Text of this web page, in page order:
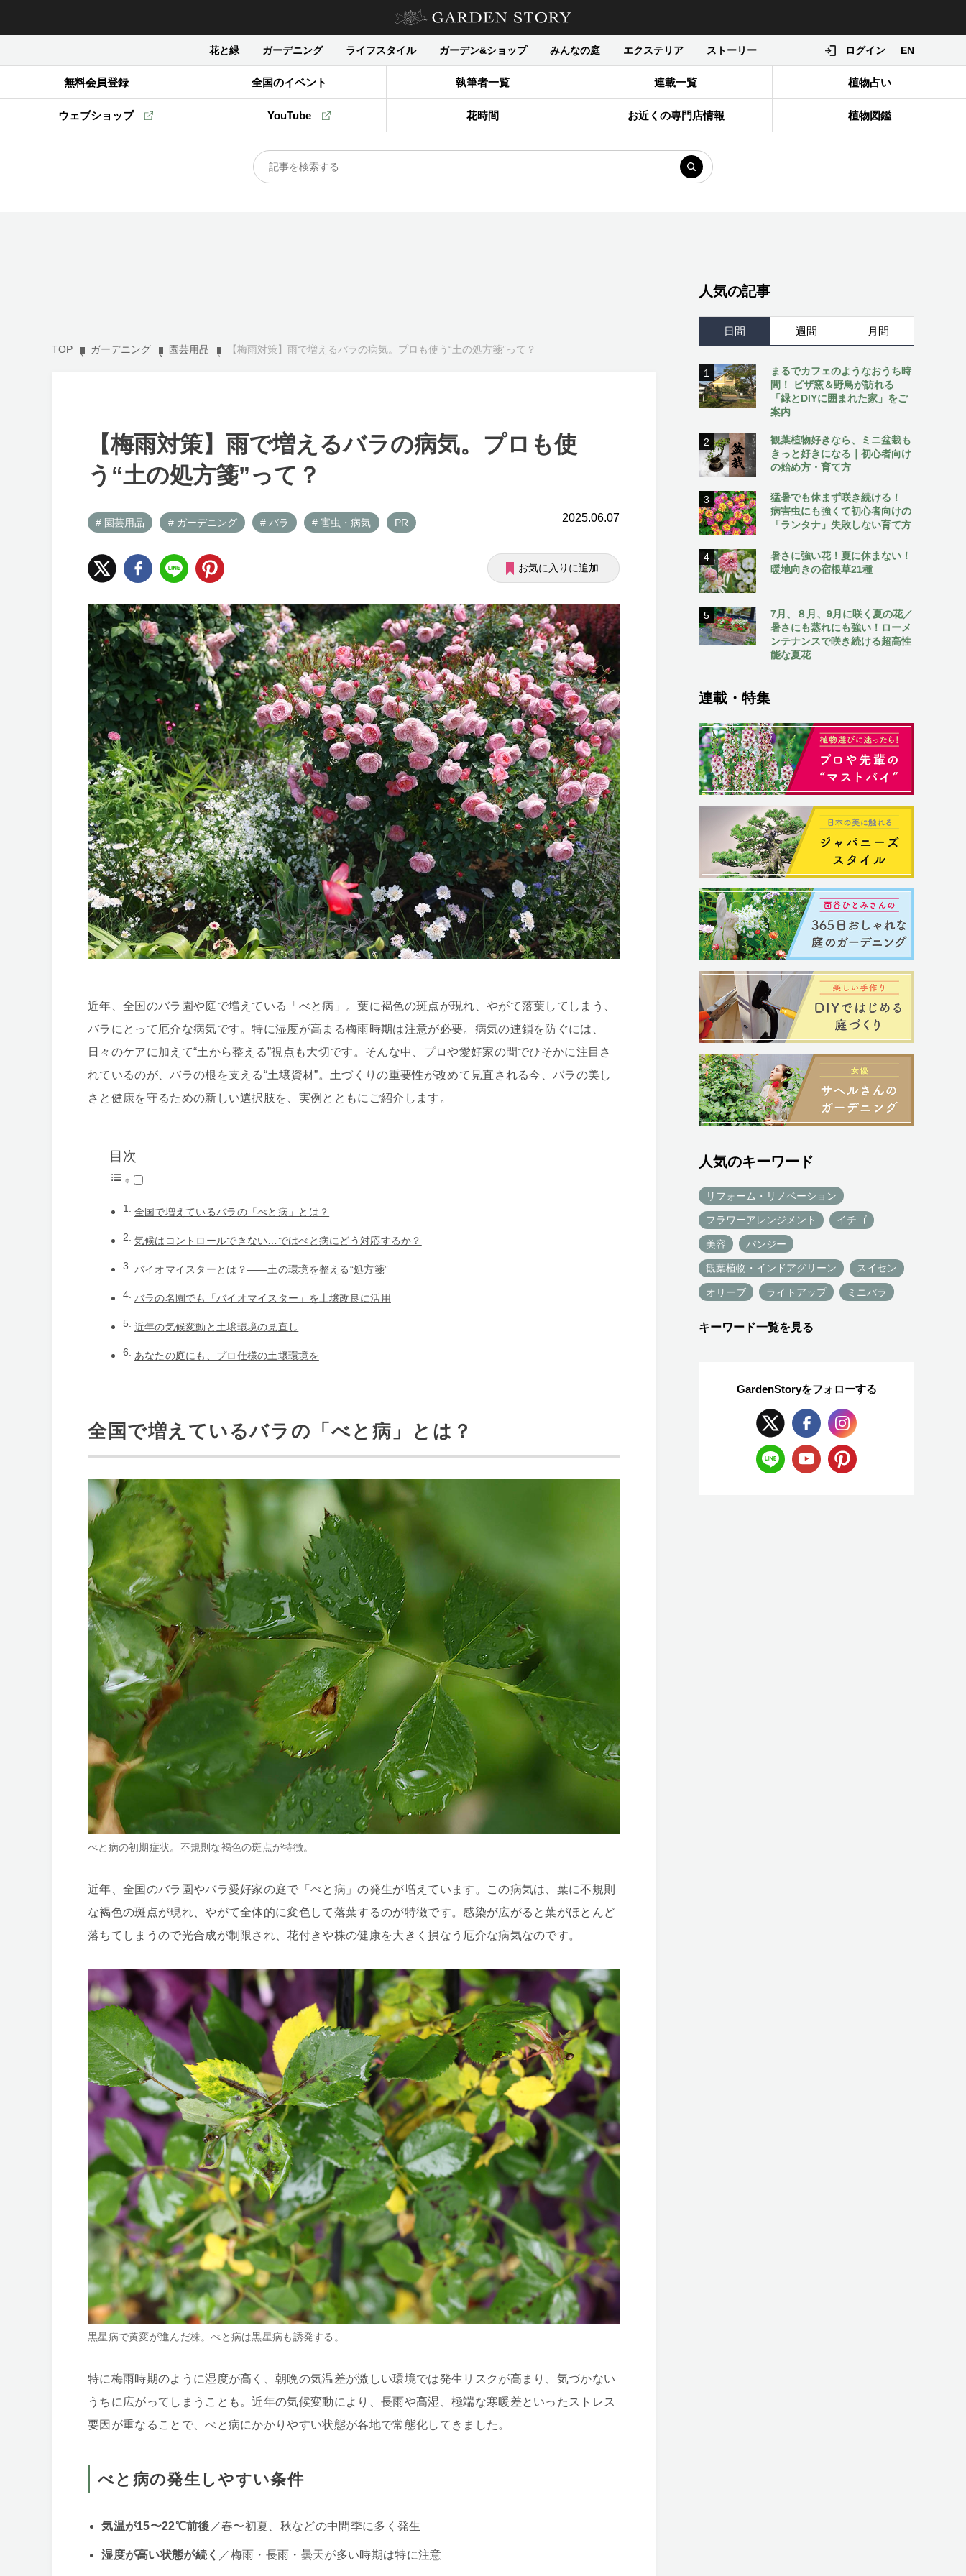
花と緑 ガーデニング ライフスタイル ガーデン&ショップ みんなの庭 エクステリア ストーリー ログイン EN
無料会員登録 全国のイベント 執筆者一覧 連載一覧 植物占い
ウェブショップ YouTube 花時間 お近くの専門店情報 植物図鑑
TOP ガーデニング 園芸用品 【梅雨対策】雨で増えるバラの病気。プロも使う“土の処方箋”って？
【梅雨対策】雨で増えるバラの病気。プロも使
う“土の処方箋”って？
# 園芸用品 # ガーデニング # バラ # 害虫・病気 PR 2025.06.07
お気に入りに追加
近年、全国のバラ園や庭で増えている「べと病」。葉に褐色の斑点が現れ、やがて落葉してしまう、
バラにとって厄介な病気です。特に湿度が高まる梅雨時期は注意が必要。病気の連鎖を防ぐには、
日々のケアに加えて“土から整える”視点も大切です。そんな中、プロや愛好家の間でひそかに注目さ
れているのが、バラの根を支える“土壌資材”。土づくりの重要性が改めて見直される今、バラの美し
さと健康を守るための新しい選択肢を、実例とともにご紹介します。
目次
全国で増えているバラの「べと病」とは？
気候はコントロールできない…ではべと病にどう対応するか？
バイオマイスターとは？——土の環境を整える“処方箋”
バラの名園でも「バイオマイスター」を土壌改良に活用
近年の気候変動と土壌環境の見直し
あなたの庭にも、プロ仕様の土壌環境を
全国で増えているバラの「べと病」とは？
べと病の初期症状。不規則な褐色の斑点が特徴。
近年、全国のバラ園やバラ愛好家の庭で「べと病」の発生が増えています。この病気は、葉に不規則
な褐色の斑点が現れ、やがて全体的に変色して落葉するのが特徴です。感染が広がると葉がほとんど
落ちてしまうので光合成が制限され、花付きや株の健康を大きく損なう厄介な病気なのです。
黒星病で黄変が進んだ株。べと病は黒星病も誘発する。
特に梅雨時期のように湿度が高く、朝晩の気温差が激しい環境では発生リスクが高まり、気づかない
うちに広がってしまうことも。近年の気候変動により、長雨や高湿、極端な寒暖差といったストレス
要因が重なることで、べと病にかかりやすい状態が各地で常態化してきました。
べと病の発生しやすい条件
気温が15〜22℃前後 ／春〜初夏、秋などの中間季に多く発生
湿度が高い状態が続く ／梅雨・長雨・曇天が多い時期は特に注意
人気の記事
日間 週間 月間
1
まるでカフェのようなおうち時
間！ ピザ窯＆野鳥が訪れる
「緑とDIYに囲まれた家」をご
案内
2
観葉植物好きなら、ミニ盆栽も
きっと好きになる｜初心者向け
の始め方・育て方
3
猛暑でも休まず咲き続ける！
病害虫にも強くて初心者向けの
「ランタナ」失敗しない育て方
4
暑さに強い花！夏に休まない！
暖地向きの宿根草21種
5
7月、８月、9月に咲く夏の花／
暑さにも蒸れにも強い！ローメ
ンテナンスで咲き続ける超高性
能な夏花
連載・特集
人気のキーワード
リフォーム・リノベーション
フラワーアレンジメント イチゴ
美容 パンジー
観葉植物・インドアグリーン スイセン
オリーブ ライトアップ ミニバラ
キーワード一覧を見る
GardenStoryをフォローする